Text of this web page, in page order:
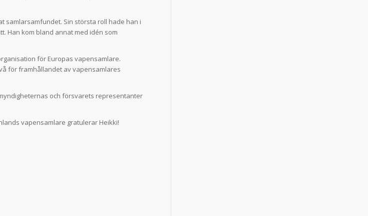
samlarsamfundet. Sin största roll hade han i
Han kom bland annat med idén som
för Europas vapensamlare.
för framhållandet av vapensamlares
och försvarets representanter
vapensamlare gratulerar Heikki!